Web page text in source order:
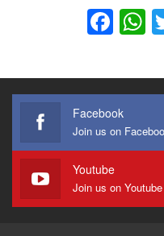
Facebook
Join us on
Youtube
Join us on Youtube